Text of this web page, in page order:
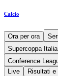
Calcio
Ora per ora
Supercoppa
Conference
Live
Risultati